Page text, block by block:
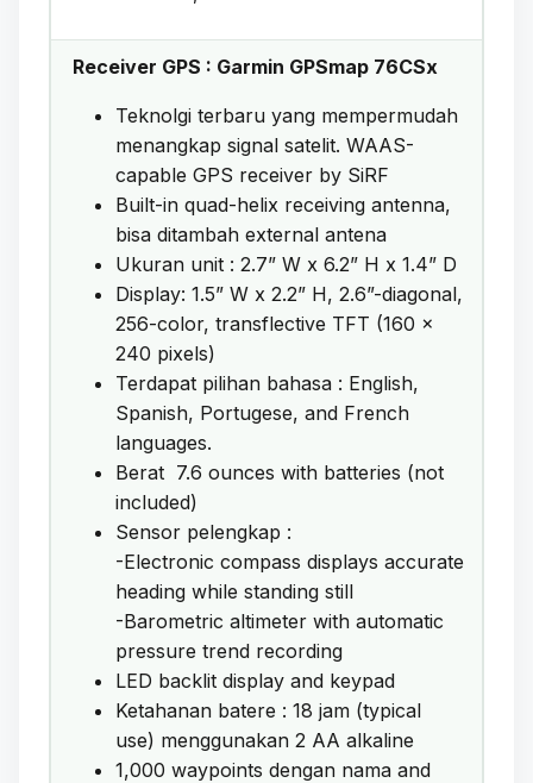
Receiver GPS : Garmin GPSmap 76CSx
Teknolgi terbaru yang mempermudah
menangkap signal satelit. WAAS-
capable GPS receiver by SiRF
Built-in quad-helix receiving antenna,
bisa ditambah external antena
Ukuran unit : 2.7” W x 6.2” H x 1.4” D
Display: 1.5” W x 2.2” H, 2.6”-diagonal,
256-color, transflective TFT (160 x
240 pixels)
Terdapat pilihan bahasa : English,
Spanish, Portugese, and French
languages.
Berat 7.6 ounces with batteries (not
included)
Sensor pelengkap :
-Electronic compass displays accurate
heading while standing still
-Barometric altimeter with automatic
pressure trend recording
LED backlit display and keypad
Ketahanan batere : 18 jam (typical
use) menggunakan 2 AA alkaline
1,000 waypoints dengan nama and